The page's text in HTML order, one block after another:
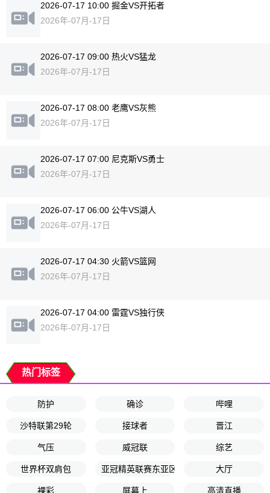
2026-07-17 10:00 掘金VS开拓者
2026年-07月-17日
2026-07-17 09:00 热火VS猛龙
2026年-07月-17日
2026-07-17 08:00 老鹰VS灰熊
2026年-07月-17日
2026-07-17 07:00 尼克斯VS勇士
2026年-07月-17日
2026-07-17 06:00 公牛VS湖人
2026年-07月-17日
2026-07-17 04:30 火箭VS篮网
2026年-07月-17日
2026-07-17 04:00 雷霆VS独行侠
2026年-07月-17日
热门标签
防护 确诊 哔哩
沙特联第29轮 接球者 晋江
气压 威冠联 综艺
世界杯双肩包 亚冠精英联赛东亚区第8轮 大厅
裸彩 屏幕上 高清直播